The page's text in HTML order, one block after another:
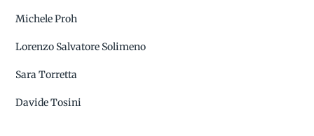
Michele Proh
Lorenzo Salvatore Solimeno
Sara Torretta
Davide Tosini